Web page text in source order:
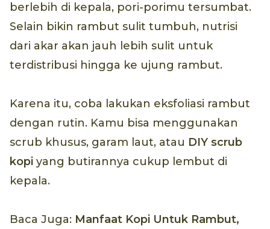
berlebih di kepala, pori-porimu tersumbat.
Selain bikin rambut sulit tumbuh, nutrisi
dari akar akan jauh lebih sulit untuk
terdistribusi hingga ke ujung rambut.
Karena itu, coba lakukan eksfoliasi rambut
dengan rutin. Kamu bisa menggunakan
scrub khusus, garam laut, atau DIY scrub
kopi yang butirannya cukup lembut di
kepala.
Baca Juga: Manfaat Kopi Untuk Rambut,